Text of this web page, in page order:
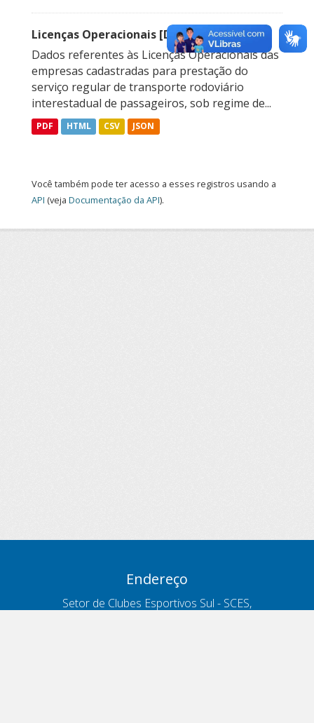
Licenças Operacionais [Descontinuado]
Dados referentes às Licenças Operacionais das
empresas cadastradas para prestação do
serviço regular de transporte rodoviário
interestadual de passageiros, sob regime de...
PDF HTML CSV JSON
Você também pode ter acesso a esses registros usando a
API (veja Documentação da API).
Endereço
Setor de Clubes Esportivos Sul - SCES,